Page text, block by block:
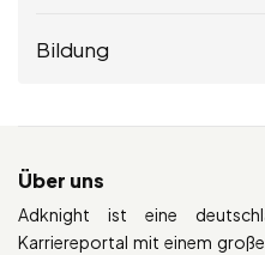
Bildung
Über uns
Adknight ist eine
Karriereportal mit einem